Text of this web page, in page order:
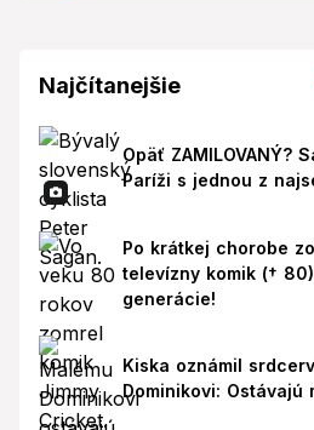
Najčítanejšie
Opäť ZAMILOVANÝ?
Paríži s jednou z
Po krátkej chorobe
televízny komik (†
generácie!
Kiska oznámil
Dominikovi: Ostávajú